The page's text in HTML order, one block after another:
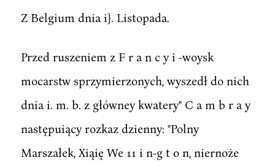
Z Belgium dnia i}. Listopada.
Przed ruszeniem z F r a n c y i -woysk
mocarstw sprzymierzonych, wyszedł do nich
dnia i. m. b. z główney kwatery" C a m b r a y
następuiący rozkaz dzienny: "Polny
Marszałek, Xiąię We 11 i n-g t o n, niernoże